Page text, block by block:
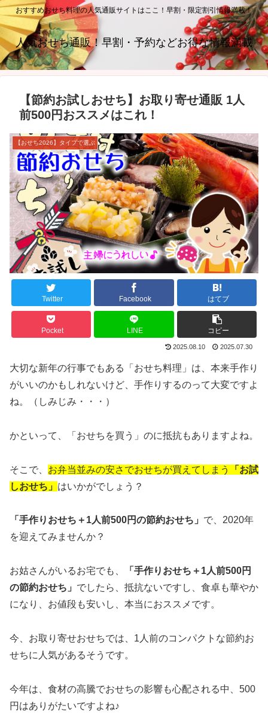
おすすめおせち料理の人気通販サイトはここ！早割・限定割引情報満載！
人気おせち通販！早割・予約などお得な情報満載
【節約お試しおせち】お取り寄せ通販 1人
前500円おススメはこれ！
【おせち2026】タイプで選ぶ
Twitter Facebook はてブ
Pocket LINE コピー
2025.08.10 2025.07.30
大切な新年の行事でもある「おせち料理」は、本来手作り
がいいのかもしれないけど、手作りするのって大変ですよ
ね。（しみじみ・・・）
かといって、「おせちを買う」のに抵抗もありますよね。
そこで、 お弁当並みの安さでおせちが買えてしまう
「お試
しおせち」 はいかがでしょう？
「手作りおせち＋1人前500円の節約おせち」 で、2020年
を迎えてみませんか？
お姑さんがいるお宅でも、
「手作りおせち＋1人前500円
の節約おせち」 でしたら、抵抗ないですし、食卓も華やか
になり、お値段も安いし、本当におススメです。
今、お取り寄せおせちでは、1人前のコンパクトな節約お
せちに人気があるそうです。
今年は、食材の高騰でおせちの影響も心配される中、500
円はありがたいですよね♪